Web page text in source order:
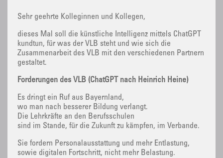
Sehr geehrte Kolleginnen und Kollegen,
dieses Mal soll die künstliche Intelligenz mittels ChatGPT
kundtun, für was der VLB steht und wie sich die
Zusammenarbeit des VLB mit den verschiedenen Partnern
gestaltet.
Forderungen des VLB (ChatGPT nach Heinrich Heine)
Es dringt ein Ruf aus Bayernland,
wo man nach besserer Bildung verlangt.
Die Lehrkräfte an den Berufsschulen
sind im Stande, für die Zukunft zu kämpfen, im Verbande.
Sie fordern Personalausstattung und mehr Entlastung,
sowie digitalen Fortschritt, nicht mehr Belastung.